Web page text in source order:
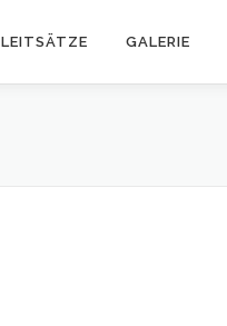
LEITSÄTZE GALERIE